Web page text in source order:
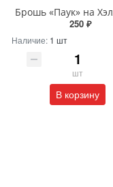
Брошь «Паук» на
250 ₽
Наличие: 1 шт
шт
В корзину